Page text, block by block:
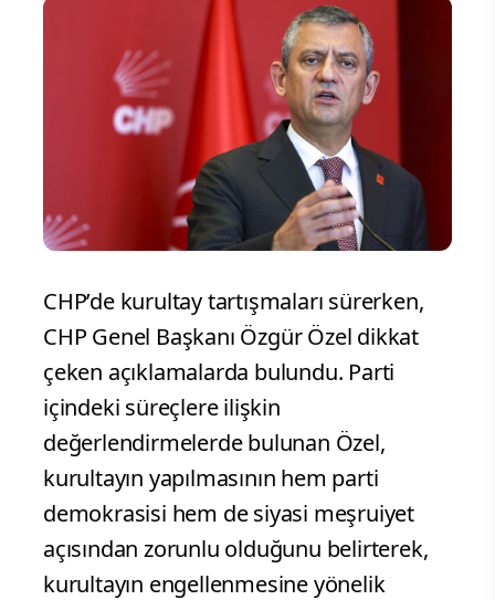
CHP’de kurultay tartışmaları sürerken,
CHP Genel Başkanı Özgür Özel dikkat
çeken açıklamalarda bulundu. Parti
içindeki süreçlere ilişkin
değerlendirmelerde bulunan Özel,
kurultayın yapılmasının hem parti
demokrasisi hem de siyasi meşruiyet
açısından zorunlu olduğunu belirterek,
kurultayın engellenmesine yönelik